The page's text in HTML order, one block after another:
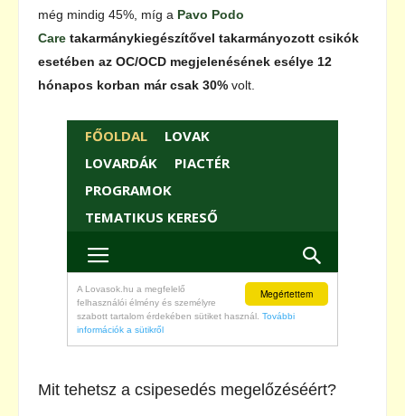
még mindig 45%, míg a Pavo Podo
Care takarmánykiegészítővel takarmányozott csikók
esetében az OC/OCD megjelenésének esélye 12
hónapos korban már csak 30% volt.
Mit tehetsz a csipesedés megelőzéséért?